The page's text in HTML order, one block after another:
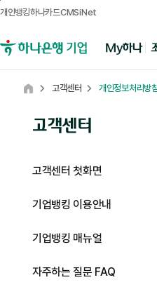
개인뱅킹하나카드CMSiNet
하나은행 기업뱅킹 My하나
고객센터
고객센터 첫화면
기업뱅킹 이용안내
기업뱅킹 매뉴얼
자주하는 질문 FAQ
Home
고객센터 개인정보처리방